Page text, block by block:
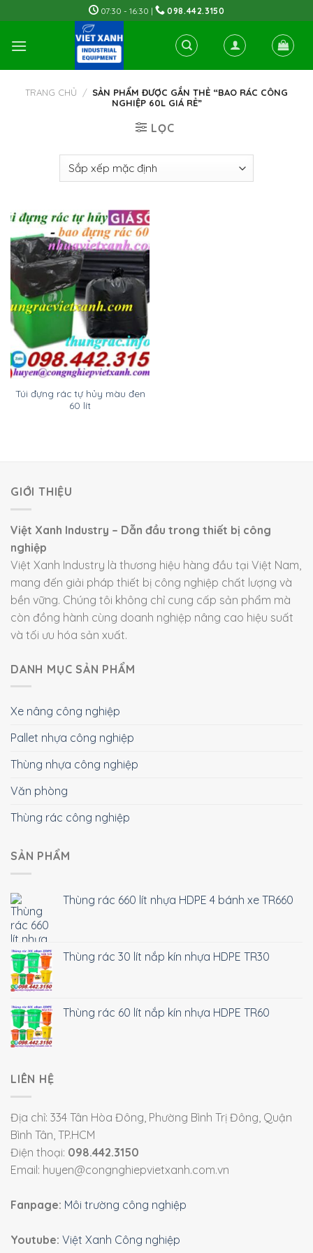
to
content
07:30 - 16:30 | 098.442.3150
TRANG CHỦ / SẢN PHẨM ĐƯỢC GẮN THẺ “BAO RÁC CÔNG
NGHIỆP 60L GIÁ RẺ”
LỌC
Túi đựng rác tự hủy màu đen
60 lít
GIỚI THIỆU
Việt Xanh Industry – Dẫn đầu trong thiết bị công
nghiệp
Việt Xanh Industry là thương hiệu hàng đầu tại Việt Nam,
mang đến giải pháp thiết bị công nghiệp chất lượng và
bền vững. Chúng tôi không chỉ cung cấp sản phẩm mà
còn đồng hành cùng doanh nghiệp nâng cao hiệu suất
và tối ưu hóa sản xuất.
DANH MỤC SẢN PHẨM
Xe nâng công nghiệp
Pallet nhựa công nghiệp
Thùng nhựa công nghiệp
Văn phòng
Thùng rác công nghiệp
SẢN PHẨM
Thùng rác 660 lít nhựa HDPE 4 bánh xe TR660
Thùng rác 30 lít nắp kín nhựa HDPE TR30
Thùng rác 60 lít nắp kín nhựa HDPE TR60
LIÊN HỆ
Địa chỉ: 334 Tân Hòa Đông, Phường Bình Trị Đông, Quận
Bình Tân, TP.HCM
Điện thoại: 098.442.3150
Email: huyen@congnghiepvietxanh.com.vn
Fanpage: Môi trường công nghiệp
Youtube: Việt Xanh Công nghiệp